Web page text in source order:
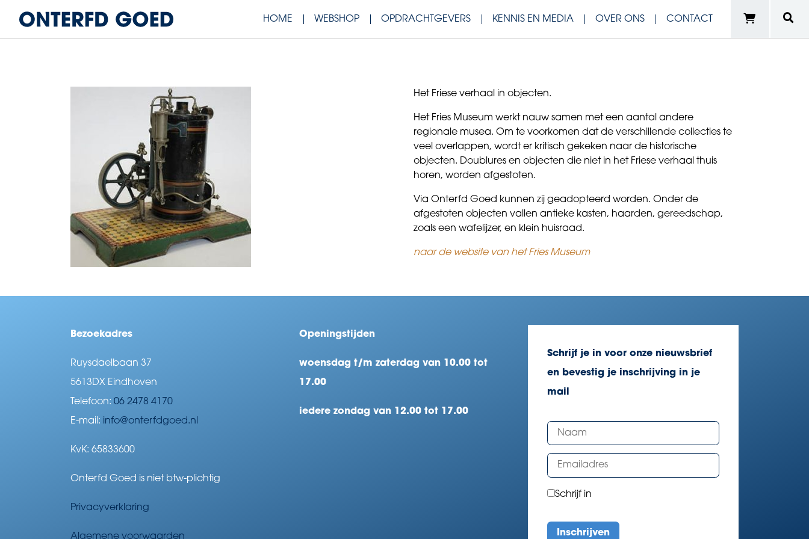
HOME WEBSHOP OPDRACHTGEVERS KENNIS EN MEDIA OVER ONS CONTACT
Het Friese verhaal in objecten.
Het Fries Museum werkt nauw samen met een aantal andere
regionale musea. Om te voorkomen dat de verschillende collecties te
veel overlappen, wordt er kritisch gekeken naar de historische
objecten. Doublures en objecten die niet in het Friese verhaal thuis
horen, worden afgestoten.
Via Onterfd Goed kunnen zij geadopteerd worden. Onder de
afgestoten objecten vallen antieke kasten, haarden, gereedschap,
zoals een wafelijzer, en klein huisraad.
naar de website van het Fries Museum
Bezoekadres
Ruysdaelbaan 37
5613DX Eindhoven
Telefoon: 06 2478 4170
E-mail: info@onterfdgoed.nl
KvK: 65833600
Onterfd Goed is niet btw-plichtig
Privacyverklaring
Algemene voorwaarden
Openingstijden
woensdag t/m zaterdag van 10.00 tot
17.00
iedere zondag van 12.00 tot 17.00
Schrijf je in voor onze nieuwsbrief
en bevestig je inschrijving in je
mail
Schrijf in